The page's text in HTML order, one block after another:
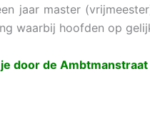
jaar master
waarbij hoofden op
door de